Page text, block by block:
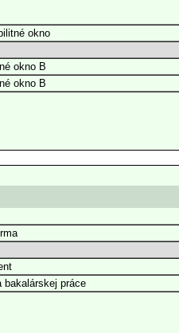
okno
okno B
okno B
bakalárskej práce